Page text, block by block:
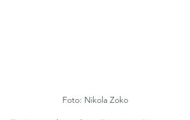
Foto: Nikola Zoko